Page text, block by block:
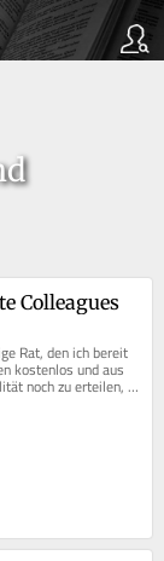
Colleagues
Rat, den ich bereit
kostenlos und aus
noch zu erteilen,
wahren können.